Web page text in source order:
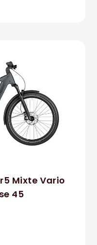
Mixte Vario
45